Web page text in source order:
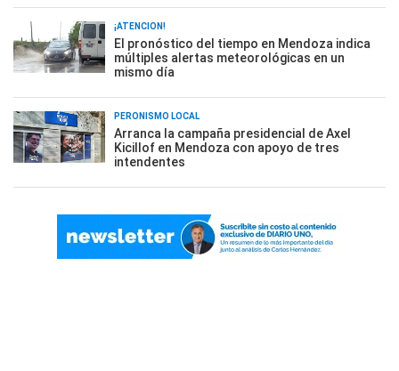
¡ATENCIÓN!
El pronóstico del tiempo en Mendoza indica
múltiples alertas meteorológicas en un
mismo día
PERONISMO LOCAL
Arranca la campaña presidencial de Axel
Kicillof en Mendoza con apoyo de tres
intendentes